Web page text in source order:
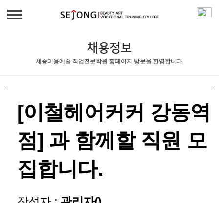
학원소개
학원소개
교직원
교육과정
실무과정
상세설명
커뮤니티
공지사항
취업정보
채용정보
세종미용예술 직업전문학원 홈페이지 방문을 환영합니다.
[이철헤어커커 강동역
점] 과 함께할 직원 모
집합니다.